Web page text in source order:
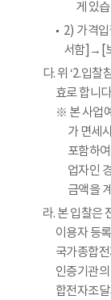
게 있
2) 가격
서함]→[
다. 위 ‘2.입찰
효로 합니
※ 본 사업
가 면세
포함하
업자인
금액을
라. 본 입찰은
이용자 등
국가종합
인증기관
합전자조